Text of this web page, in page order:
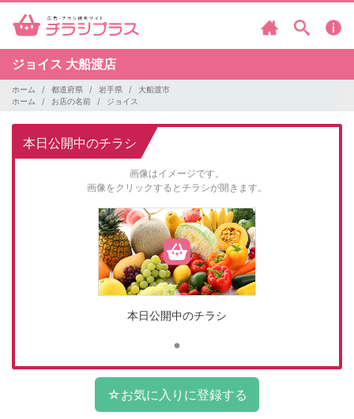
ジョイス 大船渡店
ホーム 都道府県 岩手県
大船渡市
ホーム
お店の名前 ジョイス
本日公開中のチラシ
画像はイメージです。
画像をクリックするとチラシが開きます。
本日公開中のチラシ